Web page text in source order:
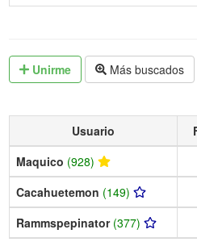
Unirme Más buscados
Usuario
Maquico (928)
Cacahuetemon (149)
Rammspepinator (377)